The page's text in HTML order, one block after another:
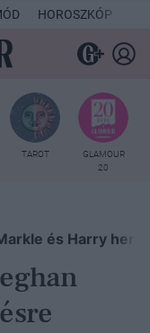
HOROSZKÓP
TAROT
GLAMOUR
20
és Harry